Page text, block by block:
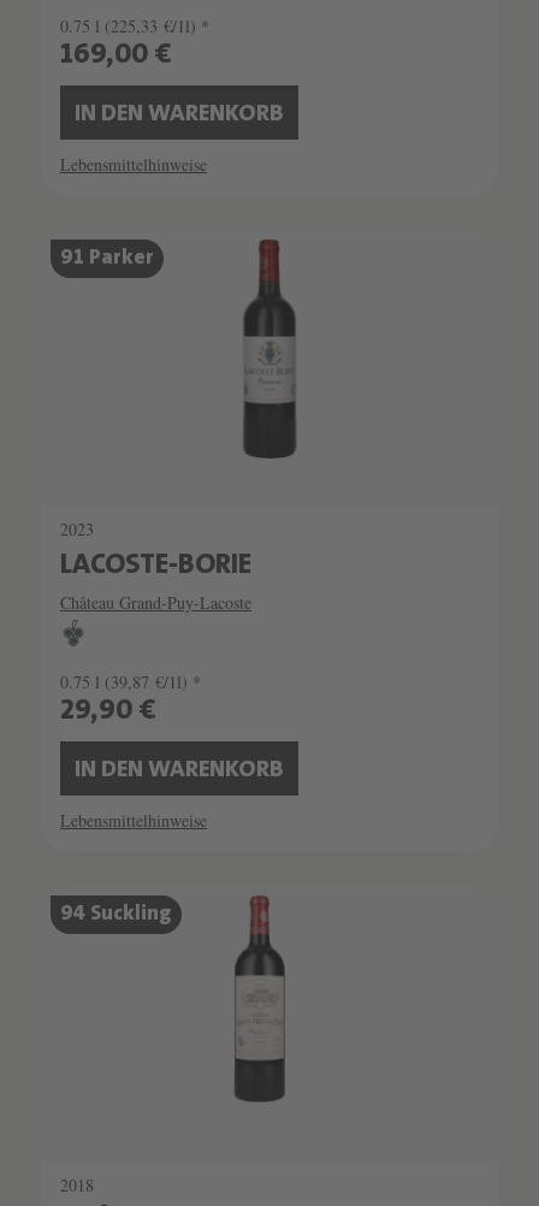
0.75 l (225,33 €/1l) *
169,00 €
IN DEN WARENKORB
Lebensmittelhinweise
91 Parker
2023
LACOSTE-BORIE
Château Grand-Puy-Lacoste
0.75 l (39,87 €/1l) *
29,90 €
IN DEN WARENKORB
Lebensmittelhinweise
94 Suckling
2018